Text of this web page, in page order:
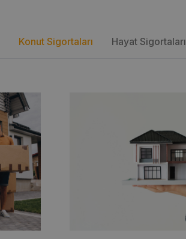
Konut Sigortaları Hayat Sigortaları